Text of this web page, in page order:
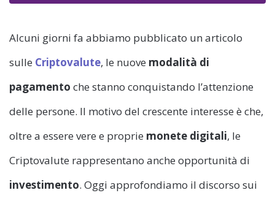
Alcuni giorni fa abbiamo pubblicato un articolo
sulle Criptovalute, le nuove modalità di
pagamento che stanno conquistando l’attenzione
delle persone. Il motivo del crescente interesse è che,
oltre a essere vere e proprie monete digitali, le
Criptovalute rappresentano anche opportunità di
investimento. Oggi approfondiamo il discorso sui